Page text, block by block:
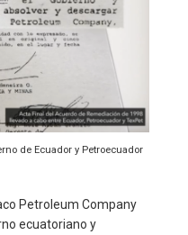
de Ecuador y Petroecuador
Petroleum Company
ecuatoriano y